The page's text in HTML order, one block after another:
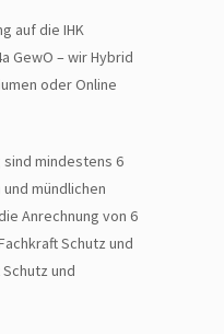
auf die IHK
GewO – wir Hybrid
oder Online
mindestens 6
mündlichen
Anrechnung von 6
Schutz und
und